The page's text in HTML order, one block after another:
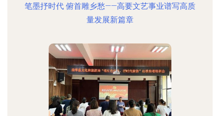
笔墨抒时代 俯首雕乡愁——高要文艺事业谱写高质
量发展新篇章